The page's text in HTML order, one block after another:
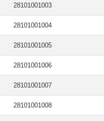
28101001003
28101001004
28101001005
28101001006
28101001007
28101001008